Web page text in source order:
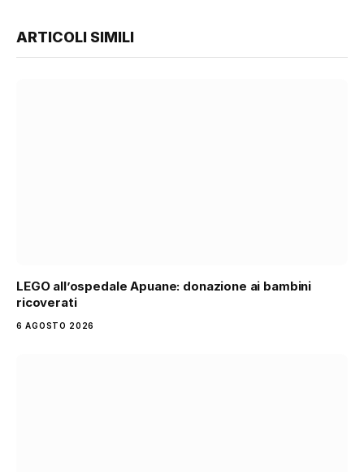
ARTICOLI SIMILI
LEGO all’ospedale Apuane: donazione ai bambini
ricoverati
6 AGOSTO 2026